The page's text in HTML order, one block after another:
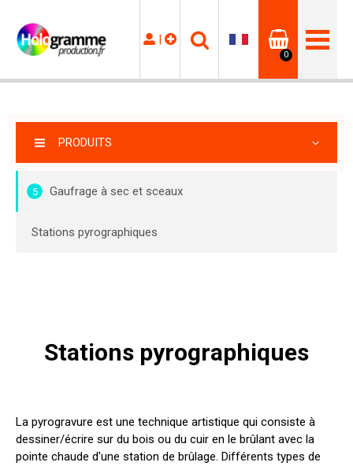
|
0
PRODUITS
5 Gaufrage à sec et sceaux
Stations pyrographiques
Stations pyrographiques
La pyrogravure est une technique artistique qui consiste à
dessiner/écrire sur du bois ou du cuir en le brûlant avec la
pointe chaude d'une station de brûlage. Différents types de